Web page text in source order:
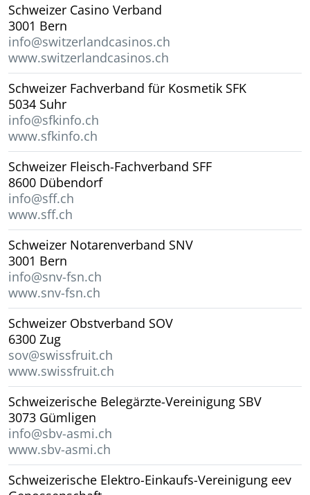
Schweizer Casino Verband
3001 Bern
info@switzerlandcasinos.ch
www.switzerlandcasinos.ch
Schweizer Fachverband für Kosmetik SFK
5034 Suhr
info@sfkinfo.ch
www.sfkinfo.ch
Schweizer Fleisch-Fachverband SFF
8600 Dübendorf
info@sff.ch
www.sff.ch
Schweizer Notarenverband SNV
3001 Bern
info@snv-fsn.ch
www.snv-fsn.ch
Schweizer Obstverband SOV
6300 Zug
sov@swissfruit.ch
www.swissfruit.ch
Schweizerische Belegärzte-Vereinigung SBV
3073 Gümligen
info@sbv-asmi.ch
www.sbv-asmi.ch
Schweizerische Elektro-Einkaufs-Vereinigung eev